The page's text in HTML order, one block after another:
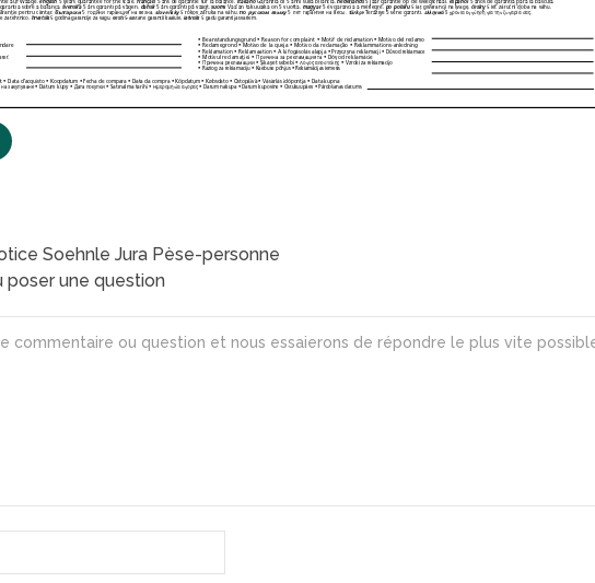
Soehnle Jura Pèse-personne
poser une question